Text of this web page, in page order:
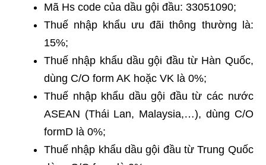
Mã Hs code của dầu gội đầu: 33051090;
Thuế nhập khẩu ưu đãi thông thường là:
15%;
Thuế nhập khẩu dầu gội đầu từ Hàn Quốc,
dùng C/O form AK hoặc VK là 0%;
Thuế nhập khẩu dầu gội đầu từ các nước
ASEAN (Thái Lan, Malaysia,…), dùng C/O
formD là 0%;
Thuế nhập khẩu dầu gội đầu từ Trung Quốc